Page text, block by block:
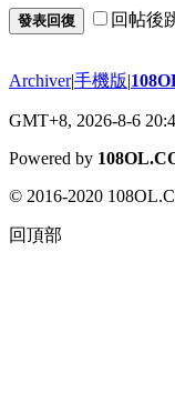
發表回復 回帖後
Archiver|手機版|
GMT+8, 2026-8-6
Powered by
© 2016-2020
回頂部